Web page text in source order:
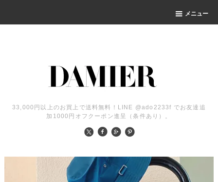
メニュー
33,000円以上のお買上で送料無料！LINE @ado2233f でお友達追
加1000円オフクーポン進呈（条件あり）。